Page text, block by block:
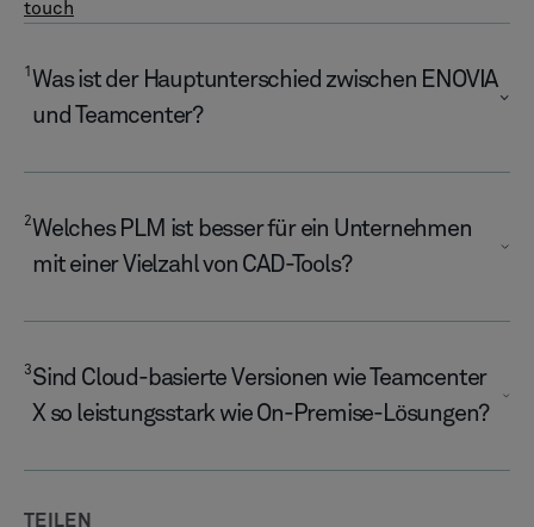
CAD
MOM
Teamcenter
DIENSTLEISTUNGEN